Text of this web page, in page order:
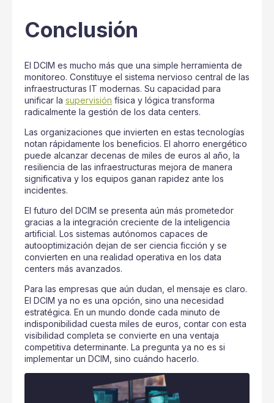
Conclusión
El DCIM es mucho más que una simple herramienta de
monitoreo. Constituye el sistema nervioso central de las
infraestructuras IT modernas. Su capacidad para
unificar la supervisión física y lógica transforma
radicalmente la gestión de los data centers.
Las organizaciones que invierten en estas tecnologías
notan rápidamente los beneficios. El ahorro energético
puede alcanzar decenas de miles de euros al año, la
resiliencia de las infraestructuras mejora de manera
significativa y los equipos ganan rapidez ante los
incidentes.
El futuro del DCIM se presenta aún más prometedor
gracias a la integración creciente de la inteligencia
artificial. Los sistemas autónomos capaces de
autooptimización dejan de ser ciencia ficción y se
convierten en una realidad operativa en los data
centers más avanzados.
Para las empresas que aún dudan, el mensaje es claro.
El DCIM ya no es una opción, sino una necesidad
estratégica. En un mundo donde cada minuto de
indisponibilidad cuesta miles de euros, contar con esta
visibilidad completa se convierte en una ventaja
competitiva determinante. La pregunta ya no es si
implementar un DCIM, sino cuándo hacerlo.